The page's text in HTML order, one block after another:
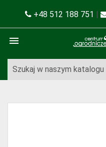
+48 512 188 751 |
